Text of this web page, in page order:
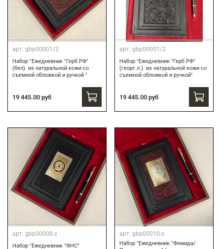
арт. gbp00001/2
Набор "Ежедневник "Герб РФ"
(бел). из натуральной кожи со
съемной обложкой и ручкой "
19 445.00 руб
арт. gbp00001/2
Набор "Ежедневник "Герб РФ"
(георг.л.). из натуральной кожи со
съемной обложкой и ручкой"
19 445.00 руб
арт. gbp00008-z
Набор "Ежедневник "ФНС"
арт. gbp00010-z
Набор "Ежедневник "Фемида/